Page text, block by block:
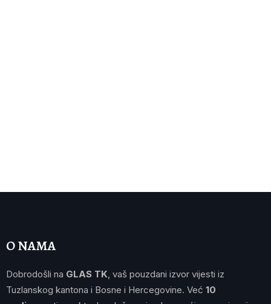
O NAMA
Dobrodošli na GLAS TK , vaš pouzdani izvor vijesti iz
Tuzlanskog kantona i Bosne i Hercegovine. Već 10